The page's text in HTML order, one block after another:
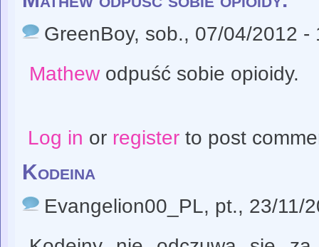
GreenBoy, sob., 07/04/2012 -
Mathewodpuść sobie opioidy.
Log in or registerto post
Kodeina
Evangelion00_PL, pt., 23/11/